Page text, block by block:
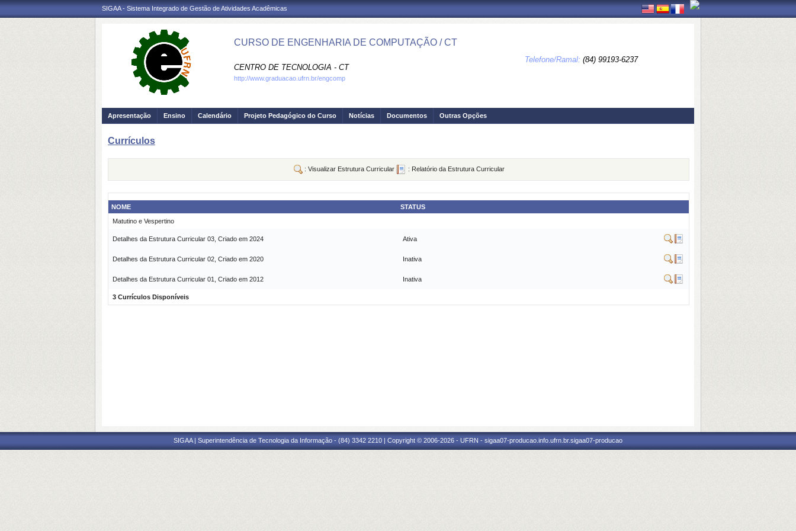
SIGAA - Sistema Integrado de Gestão de Atividades Acadêmicas
CURSO DE ENGENHARIA DE COMPUTAÇÃO / CT
CENTRO DE TECNOLOGIA - CT
Telefone/Ramal: (84) 99193-6237
http://www.graduacao.ufrn.br/engcomp
Apresentação Ensino Calendário Projeto Pedagógico do Curso Notícias Documentos Outras Opções
Currículos
: Visualizar Estrutura Curricular : Relatório da Estrutura Curricular
NOME
STATUS
Matutino e Vespertino
Detalhes da Estrutura Curricular 03, Criado em 2024 Ativa
Detalhes da Estrutura Curricular 02, Criado em 2020 Inativa
Detalhes da Estrutura Curricular 01, Criado em 2012 Inativa
3 Currículos Disponíveis
SIGAA | Superintendência de Tecnologia da Informação - (84) 3342 2210 | Copyright © 2006-2026 - UFRN - sigaa07-producao.info.ufrn.br.sigaa07-producao